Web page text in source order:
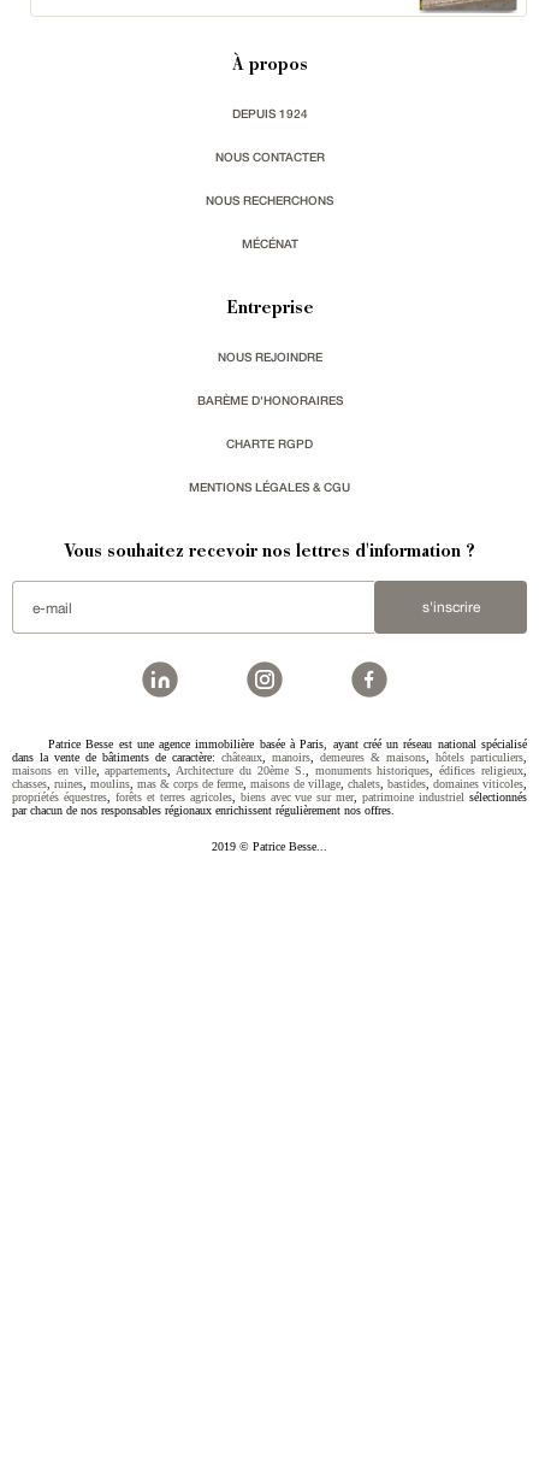
À propos
DEPUIS 1924
NOUS CONTACTER
NOUS RECHERCHONS
MÉCÉNAT
Entreprise
NOUS REJOINDRE
BARÈME D'HONORAIRES
CHARTE RGPD
MENTIONS LÉGALES & CGU
Vous souhaitez recevoir nos lettres d'information ?
s'inscrire
Patrice Besse est une agence immobilière basée à Paris, ayant créé un réseau national spécialisé
dans la vente de bâtiments de caractère: châteaux, manoirs, demeures & maisons, hôtels particuliers,
maisons en ville,appartements,Architecture du 20ème S., monuments historiques,édifices religieux,
chasses, ruines, moulins, mas & corps de ferme, maisons de village, chalets, bastides, domaines viticoles,
propriétés équestres, forêts et terres agricoles, biens avec vue sur mer,patrimoine industriel sélectionnés
par chacun de nos responsables régionaux enrichissent régulièrement nos offres.
2019 © Patrice Besse...